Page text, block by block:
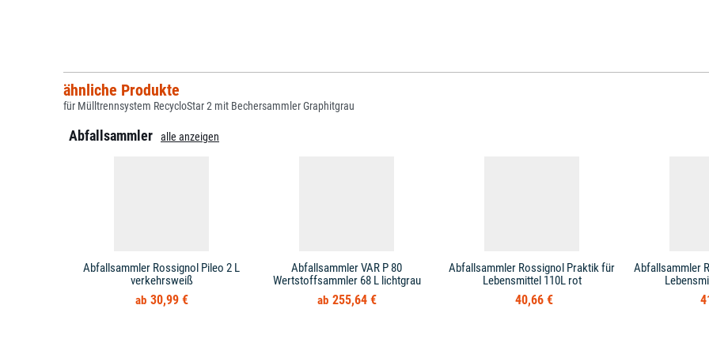
ähnliche Produkte
für Mülltrennsystem RecycloStar 2 mit Bechersammler Graphitgrau
Abfallsammler alle anzeigen
Abfallsammler Rossignol Pileo 2 L
verkehrsweiß
30,99 €
Abfallsammler VAR P 80
Wertstoffsammler 68 L lichtgrau
255,64 €
Abfallsammler Rossignol Praktik für
Lebensmittel 110L rot
40,66 €
Abfallsammler